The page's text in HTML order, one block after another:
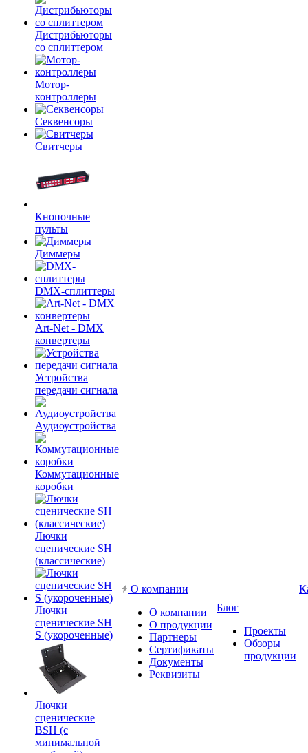
Дистрибьюторы
со сплиттером
Мотор-
контроллеры
Секвенсоры
Свитчеры
Кнопочные
пульты
Диммеры
DMX-сплиттеры
Art-Net - DMX
конвертеры
Устройства
передачи сигнала
Аудиоустройства
Коммутационные
коробки
Лючки
сценические SH
(классические)
Лючки
сценические SH
S (укороченные)
Лючки
сценические
BSH (с
минимальной
О компании
О компании
О продукции
Партнеры
Сертификаты
Документы
Реквизиты
Блог
Проекты
Обзоры
продукции